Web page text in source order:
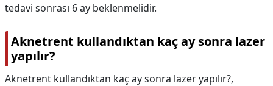
tedavi sonrası 6 ay beklenmelidir.
Aknetrent kullandıktan kaç ay sonra lazer
yapılır?
Aknetrent kullandıktan kaç ay sonra lazer yapılır?,